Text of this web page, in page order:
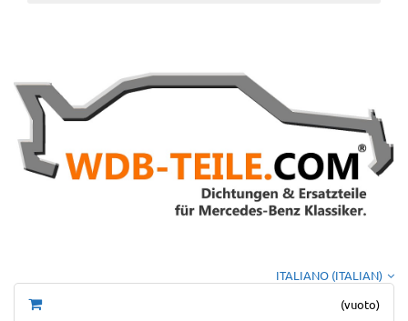
ITALIANO (ITALIAN)
(vuoto)